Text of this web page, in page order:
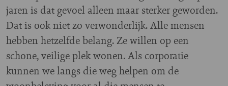
jaren is dat gevoel alleen maar sterker geworden.
Dat is ook niet zo verwonderlijk. Alle mensen
hebben hetzelfde belang. Ze willen op een
schone, veilige plek wonen. Als corporatie
kunnen we langs die weg helpen om de